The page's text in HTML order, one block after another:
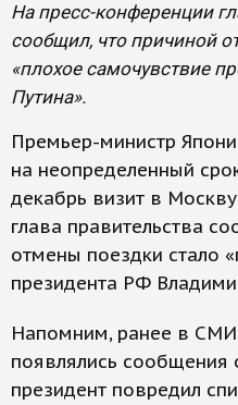
На пресс-конференции
сообщил, что причиной
«плохое самочувствие
Путина».
Премьер-министр
на неопределенный
декабрь визит в
глава правительства
отмены поездки стало
президента РФ
Напомним, ранее в СМИ
появлялись сообщения
президент повредил